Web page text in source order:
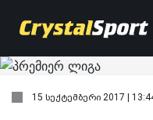
15 სექტემბერი 2017 |